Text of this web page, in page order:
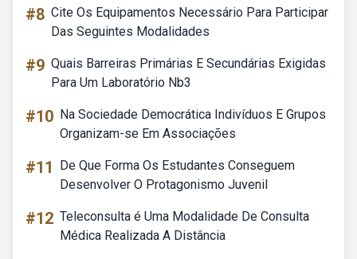
#8 Cite Os Equipamentos Necessário Para Participar
Das Seguintes Modalidades
#9 Quais Barreiras Primárias E Secundárias Exigidas
Para Um Laboratório Nb3
#10 Na Sociedade Democrática Indivíduos E Grupos
Organizam-se Em Associações
#11
De Que Forma Os Estudantes Conseguem
Desenvolver O Protagonismo Juvenil
#12 Teleconsulta é Uma Modalidade De Consulta
Médica Realizada A Distância